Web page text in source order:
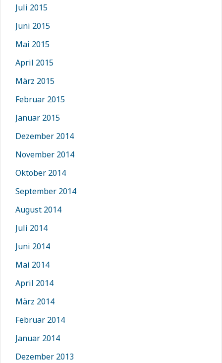
Juli 2015
Juni 2015
Mai 2015
April 2015
März 2015
Februar 2015
Januar 2015
Dezember 2014
November 2014
Oktober 2014
September 2014
August 2014
Juli 2014
Juni 2014
Mai 2014
April 2014
März 2014
Februar 2014
Januar 2014
Dezember 2013